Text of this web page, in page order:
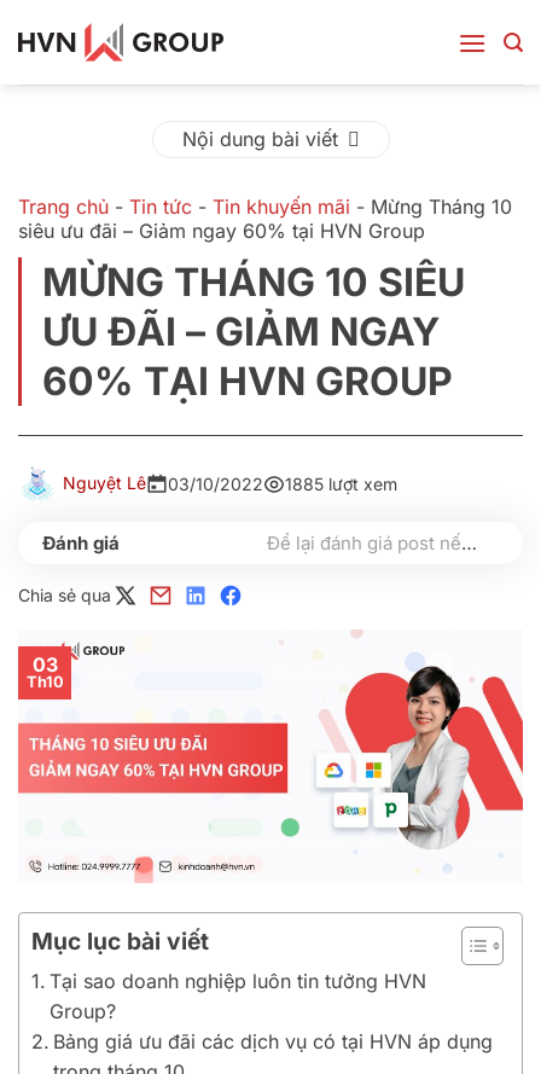
qua
nội
dung
Nội dung bài viết
Trang chủ - Tin tức - Tin khuyến mãi - Mừng Tháng 10
siêu ưu đãi – Giảm ngay 60% tại HVN Group
MỪNG THÁNG 10 SIÊU
ƯU ĐÃI – GIẢM NGAY
60% TẠI HVN GROUP
Nguyệt Lê 03/10/2022 1885 lượt xem
Để lại đánh giá post nếu bạn thấy hữu ích nhé
Chia sẻ qua
03
Th10
Mục lục bài viết
Tại sao doanh nghiệp luôn tin tưởng HVN
Group?
Bảng giá ưu đãi các dịch vụ có tại HVN áp dụng